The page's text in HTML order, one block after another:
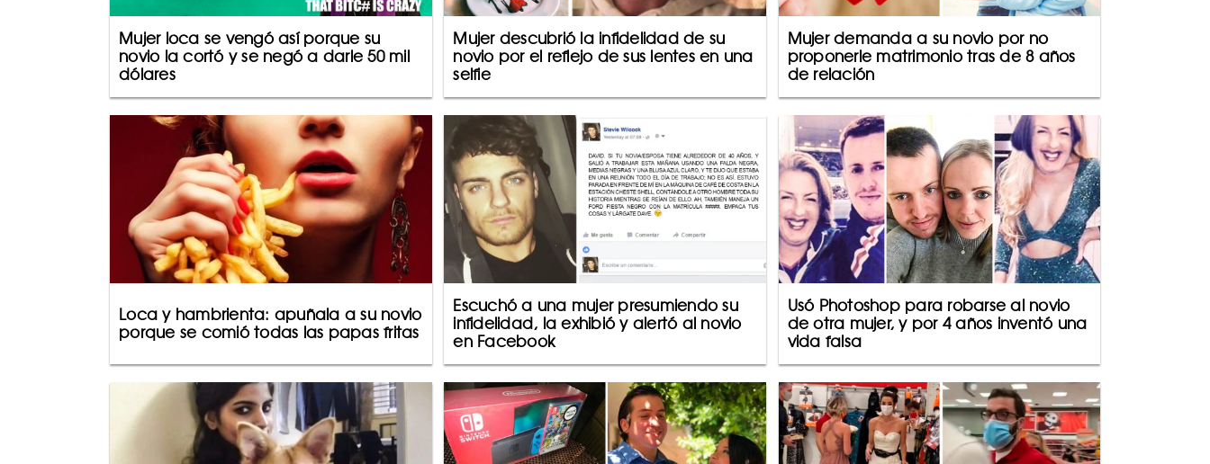
Mujer loca se vengó así porque su
novio la cortó y se negó a darle 50 mil
dólares
Mujer descubrió la infidelidad de su
novio por el reflejo de sus lentes en una
selfie
Mujer demanda a su novio por no
proponerle matrimonio tras de 8 años
de relación
Loca y hambrienta: apuñala a su novio
porque se comió todas las papas fritas
Escuchó a una mujer presumiendo su
infidelidad, la exhibió y alertó al novio
en Facebook
Usó Photoshop para robarse al novio
de otra mujer, y por 4 años inventó una
vida falsa